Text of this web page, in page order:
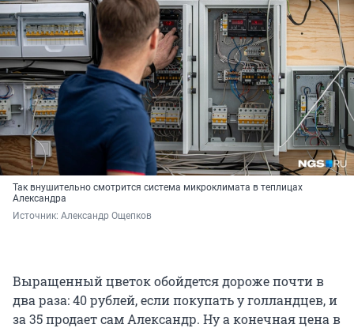
Так внушительно смотрится система микроклимата в теплицах
Александра
Источник: Александр Ощепков
Выращенный цветок обойдется дороже почти в
два раза: 40 рублей, если покупать у голландцев, и
за 35 продает сам Александр. Ну а конечная цена в